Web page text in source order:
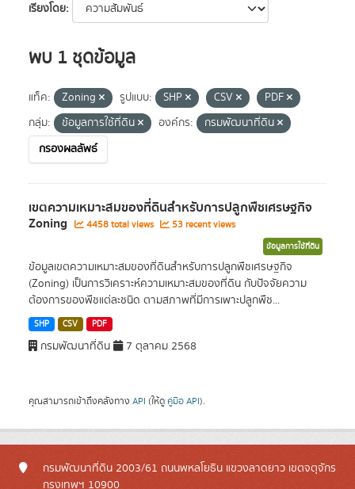
เรียงโดย
พบ 1 ชุดข้อมูล
แท็ค: Zoning รูปแบบ: SHP CSV
PDF
กลุ่ม:
ข้อมูลการใช้ที่ดิน องค์กร:
กรมพัฒนาที่ดิน
กรองผลลัพธ์
เขตความเหมาะสมของที่ดินสำหรับการปลูกพืชเศรษฐกิจ
Zoning 4458 total views 53 recent views
ข้อมูลการใช้ที่ดิน
ข้อมูลเขตความเหมาะสมของที่ดินสำหรับการปลูกพืชเศรษฐกิจ
(Zoning) เป็นการวิเคราะห์ความเหมาะสมของที่ดิน กับปัจจัยความ
ต้องการของพืชแต่ละชนิด ตามสภาพที่มีการเพาะปลูกพืช...
SHP CSV PDF
กรมพัฒนาที่ดิน 7 ตุลาคม 2568
คุณสามารถเข้าถึงคลังทาง API (ให้ดู คู่มือ API).
กรมพัฒนาที่ดิน 2003/61 ถนนพหลโยธิน แขวงลาดยาว เขตจตุจักร
กรุงเทพฯ 10900